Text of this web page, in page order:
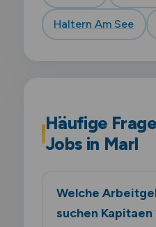
Haltern Am See
Häufige
Jobs in Marl
Welche
suchen Kapitaen